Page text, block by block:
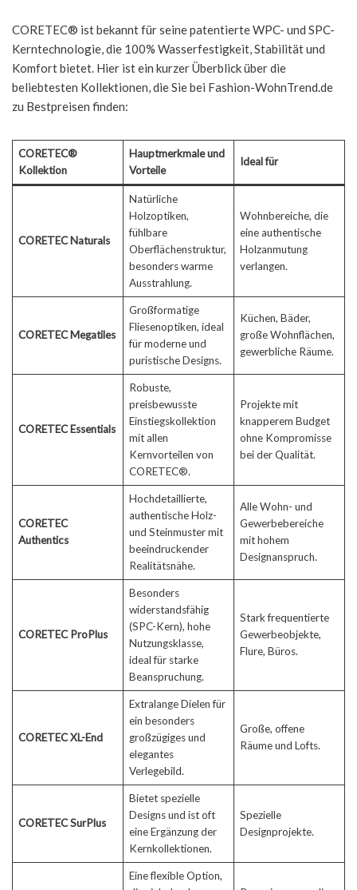
CORETEC® ist bekannt für seine patentierte WPC- und SPC-
Kerntechnologie, die 100% Wasserfestigkeit, Stabilität und
Komfort bietet. Hier ist ein kurzer Überblick über die
beliebtesten Kollektionen, die Sie bei Fashion-WohnTrend.de
zu Bestpreisen finden:
CORETEC®
Kollektion
Hauptmerkmale und
Vorteile
Ideal für
CORETEC Naturals
Natürliche
Holzoptiken,
fühlbare
Oberflächenstruktur,
besonders warme
Ausstrahlung.
Wohnbereiche, die
eine authentische
Holzanmutung
verlangen.
CORETEC Megatiles
Großformatige
Fliesenoptiken, ideal
für moderne und
puristische Designs.
Küchen, Bäder,
große Wohnflächen,
gewerbliche Räume.
CORETEC Essentials
Robuste,
preisbewusste
Einstiegskollektion
mit allen
Kernvorteilen von
CORETEC®.
Projekte mit
knapperem Budget
ohne Kompromisse
bei der Qualität.
CORETEC
Authentics
Hochdetaillierte,
authentische Holz-
und Steinmuster mit
beeindruckender
Realitätsnähe.
Alle Wohn- und
Gewerbebereiche
mit hohem
Designanspruch.
CORETEC ProPlus
Besonders
widerstandsfähig
(SPC-Kern), hohe
Nutzungsklasse,
ideal für starke
Beanspruchung.
Stark frequentierte
Gewerbeobjekte,
Flure, Büros.
CORETEC XL-End
Extralange Dielen für
ein besonders
großzügiges und
elegantes
Verlegebild.
Große, offene
Räume und Lofts.
CORETEC SurPlus
Bietet spezielle
Designs und ist oft
eine Ergänzung der
Kernkollektionen.
Spezielle
Designprojekte.
Eine flexible Option,